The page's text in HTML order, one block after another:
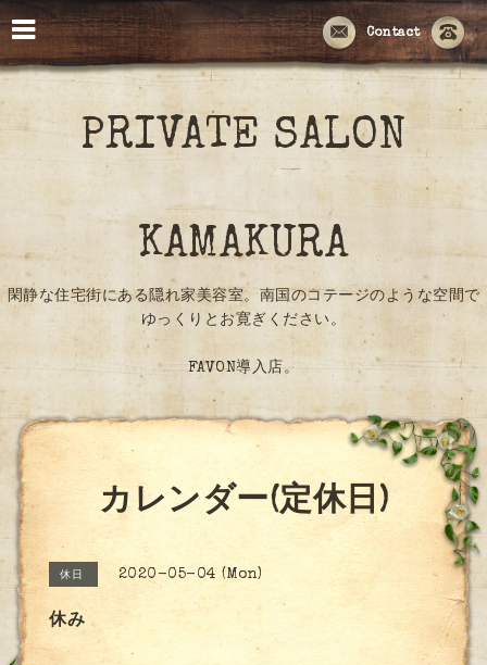
Contact
PRIVATE SALON
KAMAKURA
閑静な住宅街にある隠れ家美容室。南国のコテージのような空間で
ゆっくりとお寛ぎください。
FAVON導入店。
カレンダー(定休日)
休日 2020-05-04 (Mon)
休み